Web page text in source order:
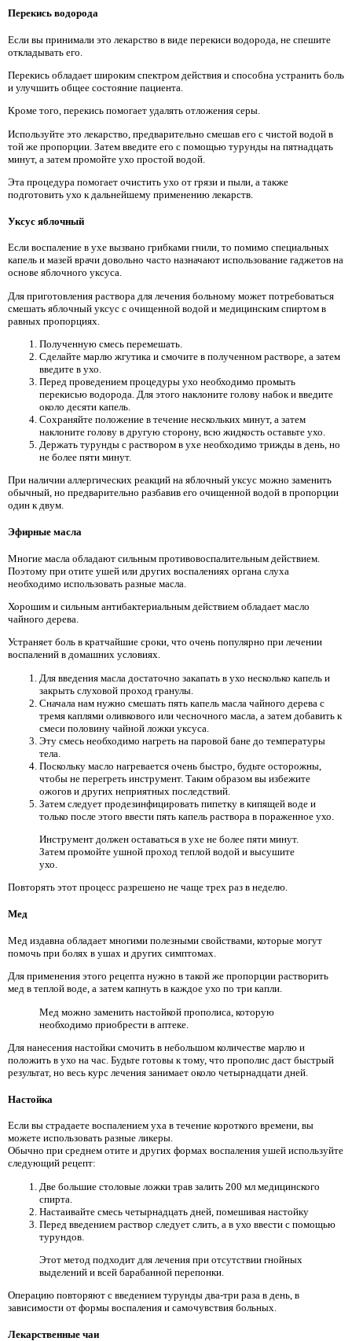
Перекись водорода
Если вы принимали это лекарство в виде перекиси водорода, не спешите
откладывать его.
Перекись обладает широким спектром действия и способна устранить боль
и улучшить общее состояние пациента.
Кроме того, перекись помогает удалять отложения серы.
Используйте это лекарство, предварительно смешав его с чистой водой в
той же пропорции. Затем введите его с помощью турунды на пятнадцать
минут, а затем промойте ухо простой водой.
Эта процедура помогает очистить ухо от грязи и пыли, а также
подготовить ухо к дальнейшему применению лекарств.
Уксус яблочный
Если воспаление в ухе вызвано грибками гнили, то помимо специальных
капель и мазей врачи довольно часто назначают использование гаджетов на
основе яблочного уксуса.
Для приготовления раствора для лечения больному может потребоваться
смешать яблочный уксус с очищенной водой и медицинским спиртом в
равных пропорциях.
Полученную смесь перемешать.
Сделайте марлю жгутика и смочите в полученном растворе, а затем
введите в ухо.
Перед проведением процедуры ухо необходимо промыть
перекисью водорода. Для этого наклоните голову набок и введите
около десяти капель.
Сохраняйте положение в течение нескольких минут, а затем
наклоните голову в другую сторону, всю жидкость оставьте ухо.
Держать турунды с раствором в ухе необходимо трижды в день, но
не более пяти минут.
При наличии аллергических реакций на яблочный уксус можно заменить
обычный, но предварительно разбавив его очищенной водой в пропорции
один к двум.
Эфирные масла
Многие масла обладают сильным противовоспалительным действием.
Поэтому при отите ушей или других воспалениях органа слуха
необходимо использовать разные масла.
Хорошим и сильным антибактериальным действием обладает масло
чайного дерева.
Устраняет боль в кратчайшие сроки, что очень популярно при лечении
воспалений в домашних условиях.
Для введения масла достаточно закапать в ухо несколько капель и
закрыть слуховой проход гранулы.
Сначала нам нужно смешать пять капель масла чайного дерева с
тремя каплями оливкового или чесночного масла, а затем добавить к
смеси половину чайной ложки уксуса.
Эту смесь необходимо нагреть на паровой бане до температуры
тела.
Поскольку масло нагревается очень быстро, будьте осторожны,
чтобы не перегреть инструмент. Таким образом вы избежите
ожогов и других неприятных последствий.
Затем следует продезинфицировать пипетку в кипящей воде и
только после этого ввести пять капель раствора в пораженное ухо.
Инструмент должен оставаться в ухе не более пяти минут.
Затем промойте ушной проход теплой водой и высушите
ухо.
Повторять этот процесс разрешено не чаще трех раз в неделю.
Мед
Мед издавна обладает многими полезными свойствами, которые могут
помочь при болях в ушах и других симптомах.
Для применения этого рецепта нужно в такой же пропорции растворить
мед в теплой воде, а затем капнуть в каждое ухо по три капли.
Мед можно заменить настойкой прополиса, которую
необходимо приобрести в аптеке.
Для нанесения настойки смочить в небольшом количестве марлю и
положить в ухо на час. Будьте готовы к тому, что прополис даст быстрый
результат, но весь курс лечения занимает около четырнадцати дней.
Настойка
Если вы страдаете воспалением уха в течение короткого времени, вы
можете использовать разные ликеры.
Обычно при среднем отите и других формах воспаления ушей используйте
следующий рецепт:
Две большие столовые ложки трав залить 200 мл медицинского
спирта.
Настаивайте смесь четырнадцать дней, помешивая настойку
Перед введением раствор следует слить, а в ухо ввести с помощью
турундов.
Этот метод подходит для лечения при отсутствии гнойных
выделений и всей барабанной перепонки.
Операцию повторяют с введением турунды два-три раза в день, в
зависимости от формы воспаления и самочувствия больных.
Лекарственные чаи